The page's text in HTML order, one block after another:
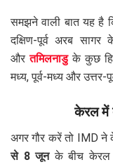
समझने वाली बात यह है
दक्षिण-पूर्व अरब
औरतमिलनाडुके कुछ
मध्य, पूर्व-मध्य और उत्तर-
केरल में
अगर गौर करें तो IMD ने
से 8 जूनके बीच केरल